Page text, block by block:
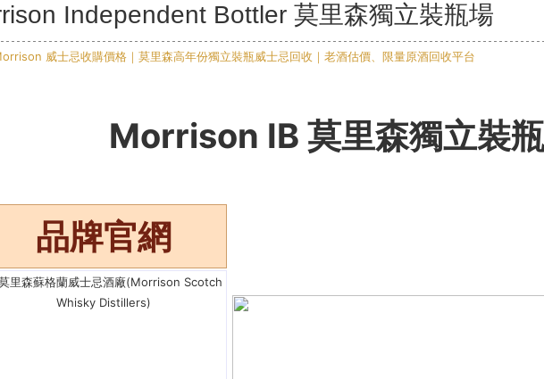
Independent Bottler 莫里森獨立裝瓶場
Morrison IB 莫里森獨立裝
品牌官網